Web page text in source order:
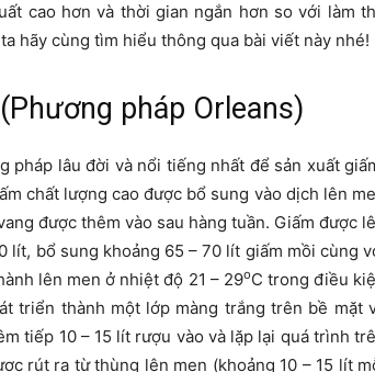
cao hơn và thời gian ngắn hơn so với làm
hãy cùng tìm hiểu thông qua bài viết này nhé!
pháp Orleans)
pháp lâu đời và nổi tiếng nhất để sản xuất
chất lượng cao được bổ sung vào dịch lên
được thêm vào sau hàng tuần. Giấm được
bổ sung khoảng 65 – 70 lít giấm mồi cùng
lên men ở nhiệt độ 21 – 29oC trong điều
triển thành một lớp màng trắng trên bề mặt
tiếp 10 – 15 lít rượu vào và lặp lại quá trình
rút ra từ thùng lên men (khoảng 10 – 15 lít